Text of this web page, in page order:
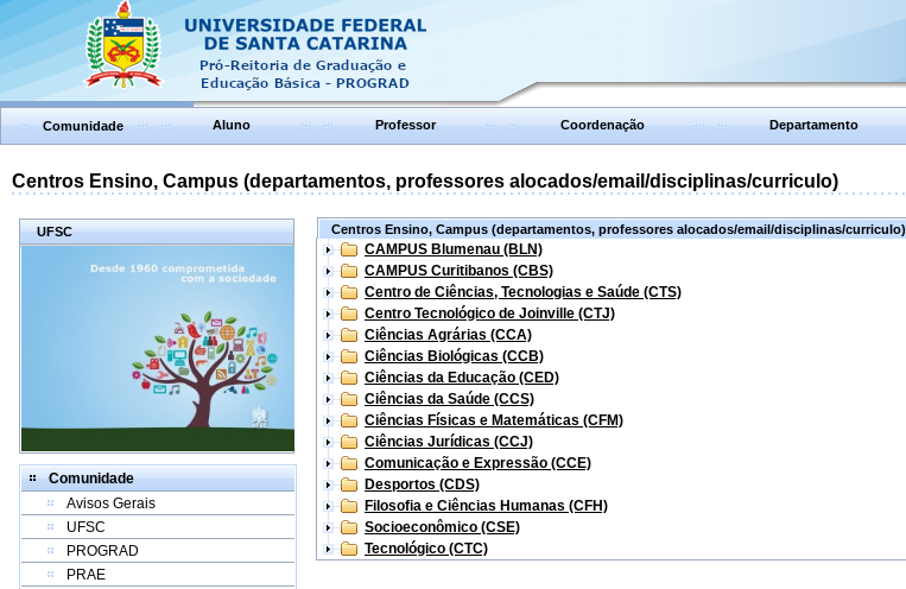
Comunidade Aluno Professor Coordenação Departamento
Centros Ensino, Campus (departamentos, professores alocados/email/disciplinas/curriculo)
UFSC
Comunidade
Avisos Gerais
UFSC
PROGRAD
PRAE
Centros Ensino, Campus (departamentos, professores alocados/email/disciplinas/curriculo)
CAMPUS Blumenau (BLN)
CAMPUS Curitibanos (CBS)
Centro de Ciências, Tecnologias e Saúde (CTS)
Centro Tecnológico de Joinville (CTJ)
Ciências Agrárias (CCA)
Ciências Biológicas (CCB)
Ciências da Educação (CED)
Ciências da Saúde (CCS)
Ciências Físicas e Matemáticas (CFM)
Ciências Jurídicas (CCJ)
Comunicação e Expressão (CCE)
Desportos (CDS)
Filosofia e Ciências Humanas (CFH)
Socioeconômico (CSE)
Tecnológico (CTC)